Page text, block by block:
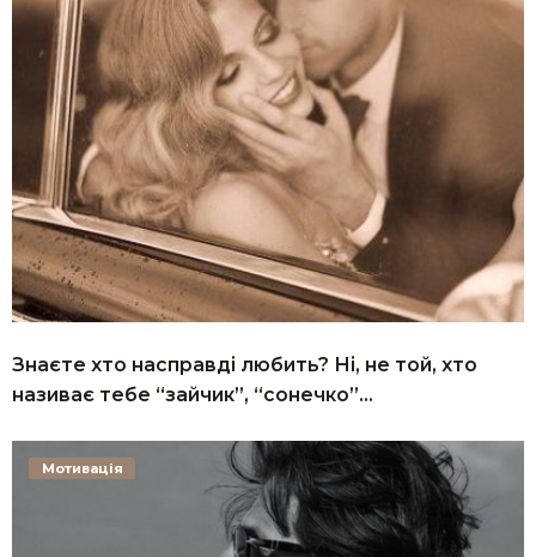
Знаєте хто насправді любить? Ні, не той, хто
називає тебе “зайчик”, “сонечко”…
Мотивація